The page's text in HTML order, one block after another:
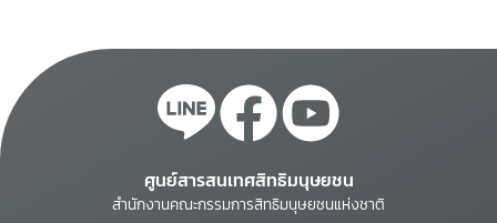
ศูนย์สารสนเทศสิทธิมนุษยชน
สำนักงานคณะกรรมการสิทธิมนุษยชนแห่งชาติ